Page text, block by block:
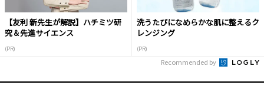
【友利 新先生が解説】ハチミツ研
究＆先進サイエンス
(PR)
洗うたびになめらかな肌に整えるク
レンジング
(PR)
Recommended by